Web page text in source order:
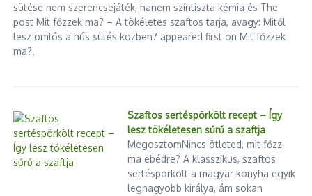
sütése nem szerencsejáték, hanem színtiszta kémia és The
post Mit főzzek ma? – A tökéletes szaftos tarja, avagy: Mitől
lesz omlós a hús sütés közben? appeared first on Mit főzzek
ma?.
Szaftos sertéspörkölt recept – Így
lesz tökéletesen sűrű a szaftja
MegosztomNincs ötleted, mit főzz
ma ebédre? A klasszikus, szaftos
sertéspörkölt a magyar konyha egyik
legnagyobb királya, ám sokan